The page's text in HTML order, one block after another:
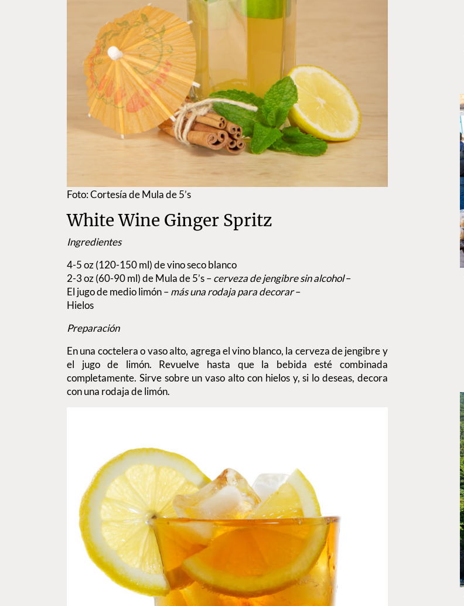
Foto: Cortesía de Mula de 5’s
White Wine Ginger Spritz
Ingredientes
4-5 oz (120-150 ml) de vino seco blanco
2-3 oz (60-90 ml) de Mula de 5’s –cerveza de jengibre sin alcohol–
El jugo de medio limón –más una rodaja para decorar–
Hielos
Preparación
En una coctelera o vaso alto, agrega el vino blanco, la cerveza de jengibre y
el jugo de limón. Revuelve hasta que la bebida esté combinada
completamente. Sirve sobre un vaso alto con hielos y, si lo deseas, decora
con una rodaja de limón.